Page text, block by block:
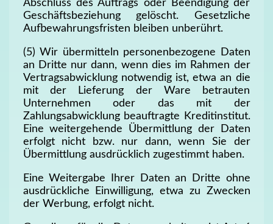
Abschluss des Auftrags oder Beendigung der
Geschäftsbeziehung gelöscht. Gesetzliche
Aufbewahrungsfristen bleiben unberührt.
(5) Wir übermitteln personenbezogene Daten
an Dritte nur dann, wenn dies im Rahmen der
Vertragsabwicklung notwendig ist, etwa an die
mit der Lieferung der Ware betrauten
Unternehmen oder das mit der
Zahlungsabwicklung beauftragte Kreditinstitut.
Eine weitergehende Übermittlung der Daten
erfolgt nicht bzw. nur dann, wenn Sie der
Übermittlung ausdrücklich zugestimmt haben.
Eine Weitergabe Ihrer Daten an Dritte ohne
ausdrückliche Einwilligung, etwa zu Zwecken
der Werbung, erfolgt nicht.